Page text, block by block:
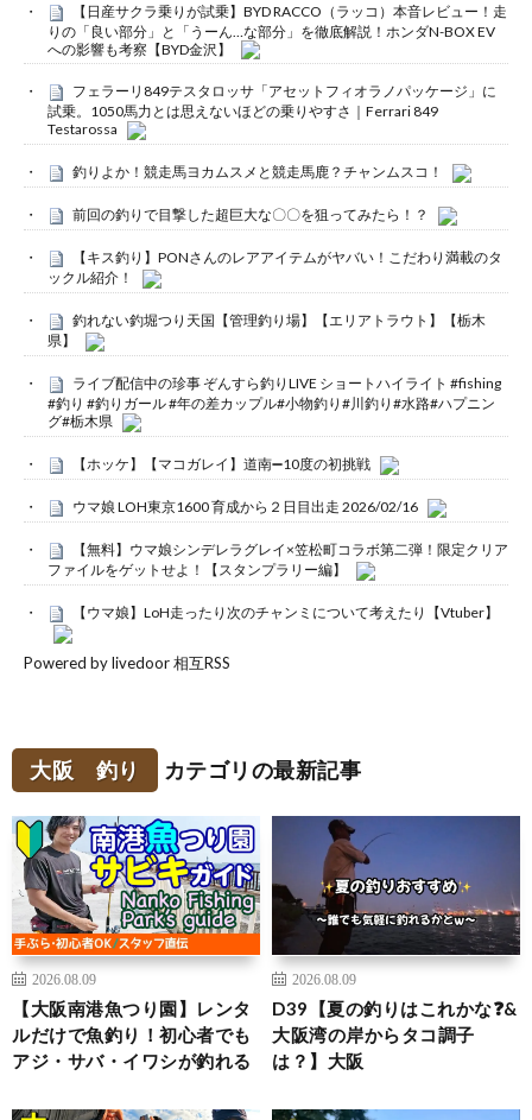
【日産サクラ乗りが試乗】BYD RACCO（ラッコ）本音レビュー！走
りの「良い部分」と「うーん…な部分」を徹底解説！ホンダN-BOX EV
への影響も考察【BYD金沢】
フェラーリ849テスタロッサ「アセットフィオラノパッケージ」に
試乗。1050馬力とは思えないほどの乗りやすさ｜Ferrari 849
Testarossa
釣りよか！競走馬ヨカムスメと競走馬鹿？チャンムスコ！
前回の釣りで目撃した超巨大な〇〇を狙ってみたら！？
【キス釣り】PONさんのレアアイテムがヤバい！こだわり満載のタ
ックル紹介！
釣れない釣堀つり天国【管理釣り場】【エリアトラウト】【栃木
県】
ライブ配信中の珍事 ぞんすら釣りLIVE ショートハイライト #fishing
#釣り #釣りガール #年の差カップル#小物釣り#川釣り#水路#ハプニン
グ#栃木県
【ホッケ】【マコガレイ】道南➖10度の初挑戦
ウマ娘 LOH東京1600 育成から２日目出走 2026/02/16
【無料】ウマ娘シンデレラグレイ×笠松町コラボ第二弾！限定クリア
ファイルをゲットせよ！【スタンプラリー編】
【ウマ娘】LoH走ったり次のチャンミについて考えたり【Vtuber】
Powered by livedoor 相互RSS
大阪 釣り カテゴリの最新記事
2026.08.09
【大阪南港魚つり園】レンタ
ルだけで魚釣り！初心者でも
アジ・サバ・イワシが釣れる
2026.08.09
D39【夏の釣りはこれかな❓&
大阪湾の岸からタコ調子
は？】大阪